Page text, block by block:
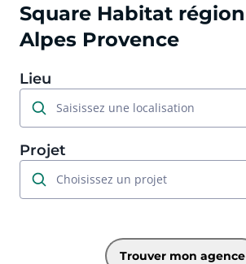
Square Habitat région
Alpes Provence
Lieu
Saisissez une localisation
Projet
Choisissez un projet
Trouver mon agence